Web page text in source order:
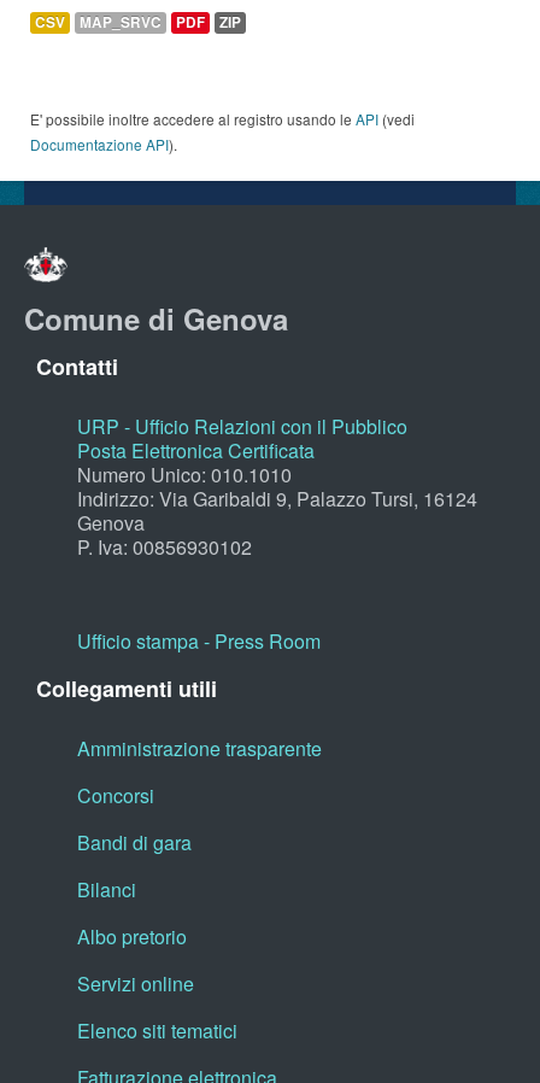
CSV MAP_SRVC PDF ZIP
E' possibile inoltre accedere al registro usando le API (vedi
Documentazione API).
Comune di Genova
Contatti
URP - Ufficio Relazioni con il Pubblico
Posta Elettronica Certificata
Numero Unico: 010.1010
Indirizzo: Via Garibaldi 9, Palazzo Tursi, 16124
Genova
P. Iva: 00856930102
Ufficio stampa - Press Room
Collegamenti utili
Amministrazione trasparente
Concorsi
Bandi di gara
Bilanci
Albo pretorio
Servizi online
Elenco siti tematici